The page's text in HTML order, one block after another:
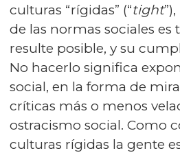
culturas “rígidas” (“tight
de las normas sociales es
resulte posible, y su
No hacerlo significa
social, en la forma de
críticas más o menos
ostracismo social. Como
culturas rígidas la gente